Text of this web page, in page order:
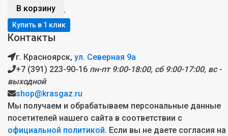
В корзину
Контакты
г. Красноярск, ул. Северная 9а
+7 (391) 223-90-16 пн-пт 9:00-18:00, сб 9:00-17:00, вс -
выходной
shop@krasgaz.ru
Мы получаем и обрабатываем персональные данные
посетителей нашего сайта в соответствии с
официальной политикой. Если вы не даете согласия на